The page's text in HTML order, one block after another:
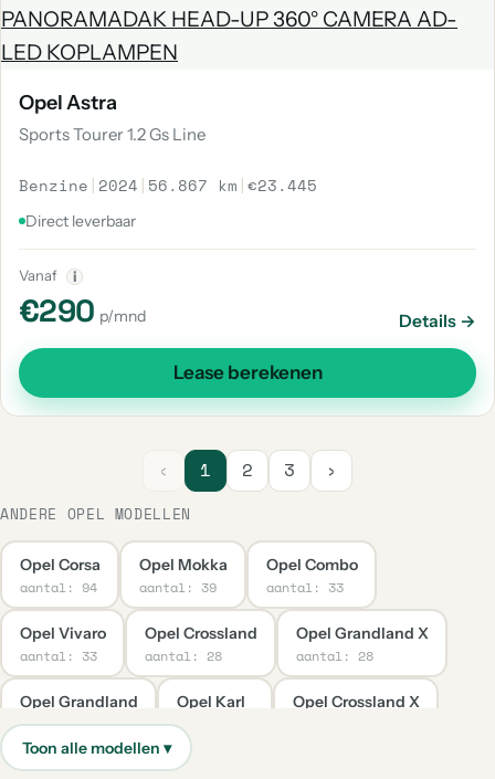
Opel Astra
Sports Tourer 1.2 Gs Line
Benzine | 2024 | 56.867 km |€23.445
Direct leverbaar
Vanaf i
€290 p/mnd Details →
Lease berekenen
‹ 1 2 3 ›
ANDERE OPEL MODELLEN
Opel Corsa
aantal: 94
Opel Mokka
aantal: 39
Opel Combo
aantal: 33
Opel Vivaro
aantal: 33
Opel Crossland
aantal: 28
Opel Grandland X
aantal: 28
Opel Grandland
aantal: 24
Opel Karl
aantal: 21
Opel Crossland X
Opel Corsa-E Opel Insignia